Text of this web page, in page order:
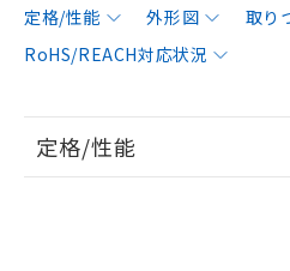
定格/性能 外形図 取り
RoHS/REACH対応状況
定格/性能